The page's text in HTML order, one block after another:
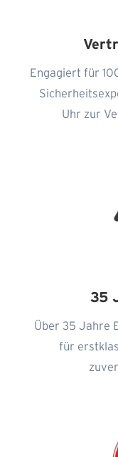
Engagiert für
Uhr zur
35
Über 35 Jahre
für